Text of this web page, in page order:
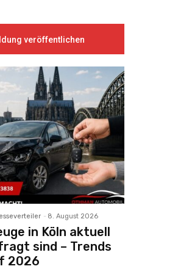
veröffentlichen
- 8. August 2026
in Köln aktuell
sind – Trends
2026